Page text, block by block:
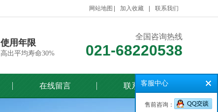
网站地图 加入收藏 联系我们
使用年限
高出平均寿命30%
全国咨询热线
021-68220538
在线留言 联系我们客服中心
售前咨询：